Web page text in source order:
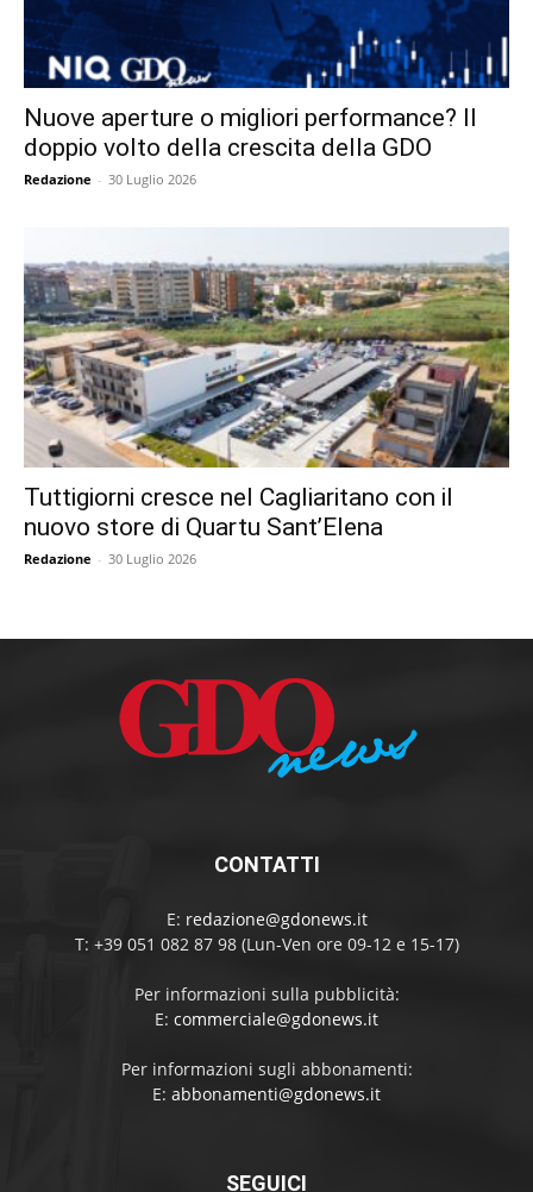
Nuove aperture o migliori performance? Il
doppio volto della crescita della GDO
Redazione - 30 Luglio 2026
Tuttigiorni cresce nel Cagliaritano con il
nuovo store di Quartu Sant’Elena
Redazione - 30 Luglio 2026
CONTATTI
E: redazione@gdonews.it
T: +39 051 082 87 98 (Lun-Ven ore 09-12 e 15-17)
Per informazioni sulla pubblicità:
E: commerciale@gdonews.it
Per informazioni sugli abbonamenti:
E: abbonamenti@gdonews.it
SEGUICI